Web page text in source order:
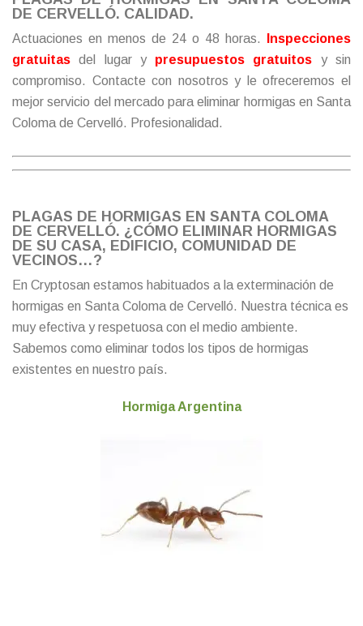
DE CERVELLÓ. CALIDAD.
Actuaciones en menos de 24 o 48 horas.
Inspecciones
gratuitas del lugar y presupuestos gratuitos y sin
compromiso. Contacte con nosotros y le ofreceremos el
mejor servicio del mercado para eliminar hormigas en Santa
Coloma de Cervelló. Profesionalidad.
PLAGAS DE HORMIGAS EN SANTA COLOMA
DE CERVELLÓ. ¿CÓMO ELIMINAR HORMIGAS
DE SU CASA, EDIFICIO, COMUNIDAD DE
VECINOS…?
En Cryptosan estamos habituados a la exterminación de
hormigas en Santa Coloma de Cervelló. Nuestra técnica es
muy efectiva y respetuosa con el medio ambiente.
Sabemos como eliminar todos los tipos de hormigas
existentes en nuestro país.
Hormiga Argentina